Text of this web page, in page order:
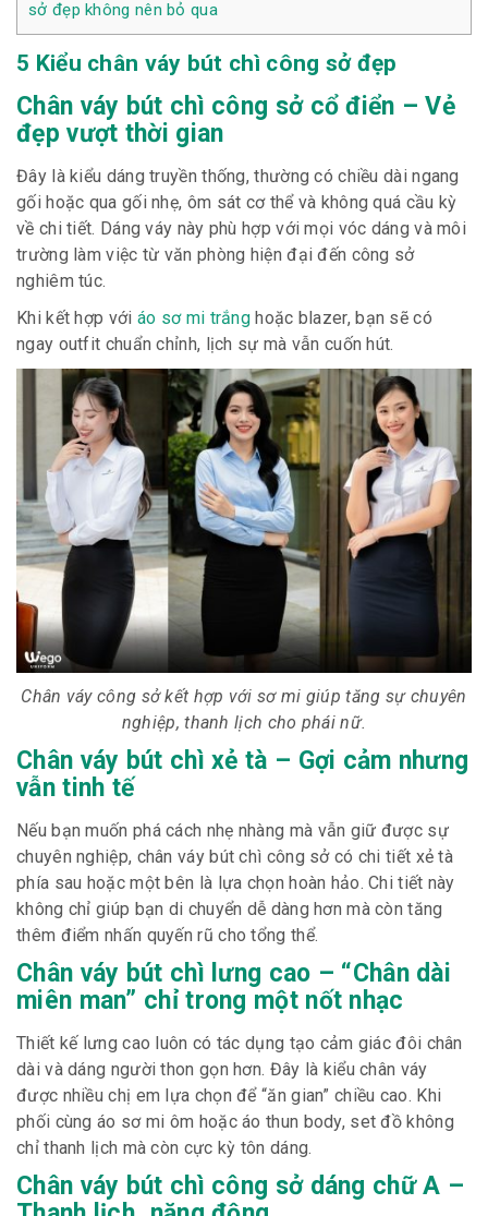
sở đẹp không nên bỏ qua
5 Kiểu chân váy bút chì công sở đẹp
Chân váy bút chì công sở cổ điển – Vẻ
đẹp vượt thời gian
Đây là kiểu dáng truyền thống, thường có chiều dài ngang
gối hoặc qua gối nhẹ, ôm sát cơ thể và không quá cầu kỳ
về chi tiết. Dáng váy này phù hợp với mọi vóc dáng và môi
trường làm việc từ văn phòng hiện đại đến công sở
nghiêm túc.
Khi kết hợp với áo sơ mi trắng hoặc blazer, bạn sẽ có
ngay outfit chuẩn chỉnh, lịch sự mà vẫn cuốn hút.
Chân váy công sở kết hợp với sơ mi giúp tăng sự chuyên
nghiệp, thanh lịch cho phái nữ.
Chân váy bút chì xẻ tà – Gợi cảm nhưng
vẫn tinh tế
Nếu bạn muốn phá cách nhẹ nhàng mà vẫn giữ được sự
chuyên nghiệp, chân váy bút chì công sở có chi tiết xẻ tà
phía sau hoặc một bên là lựa chọn hoàn hảo. Chi tiết này
không chỉ giúp bạn di chuyển dễ dàng hơn mà còn tăng
thêm điểm nhấn quyến rũ cho tổng thể.
Chân váy bút chì lưng cao – “Chân dài
miên man” chỉ trong một nốt nhạc
Thiết kế lưng cao luôn có tác dụng tạo cảm giác đôi chân
dài và dáng người thon gọn hơn. Đây là kiểu chân váy
được nhiều chị em lựa chọn để “ăn gian” chiều cao. Khi
phối cùng áo sơ mi ôm hoặc áo thun body, set đồ không
chỉ thanh lịch mà còn cực kỳ tôn dáng.
Chân váy bút chì công sở dáng chữ A –